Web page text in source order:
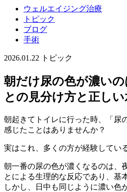
ウェルエイジング治療
トピック
ブログ
手術
2026.01.22 トピック
朝だけ尿の色が濃い
との見分け方と正し
朝起きてトイレに行った時、「尿
感じたことはありませんか？
実はこれ、多くの方が経験してい
朝一番の尿の色が濃くなるのは、
とによる生理的な反応であり、基
しかし、日中も同じように濃い色